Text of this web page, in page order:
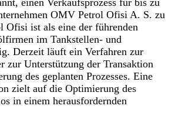
einen Verkaufsprozess für bis zu
OMV Petrol Ofisi A. S. zu
Ofisi ist als eine der führenden
im Tankstellen- und
Derzeit läuft ein Verfahren zur
zur Unterstützung der Transaktion
des geplanten Prozesses. Eine
zielt auf die Optimierung des
in einem herausfordernden